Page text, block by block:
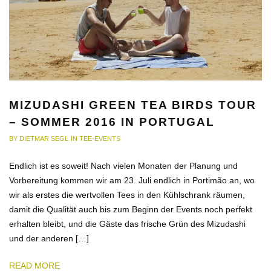
MIZUDASHI GREEN TEA BIRDS TOUR
– SOMMER 2016 IN PORTUGAL
BY DIETMAR SEGL IN TEE-EVENTS
Endlich ist es soweit! Nach vielen Monaten der Planung und
Vorbereitung kommen wir am 23. Juli endlich in Portimão an, wo
wir als erstes die wertvollen Tees in den Kühlschrank räumen,
damit die Qualität auch bis zum Beginn der Events noch perfekt
erhalten bleibt, und die Gäste das frische Grün des Mizudashi
und der anderen […]
READ MORE